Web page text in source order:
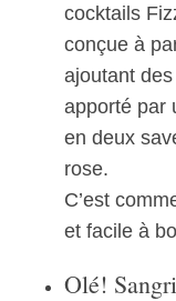
cocktails
conçue à
ajoutant
apporté par
en deux
rose.
C’est
et facile à
Olé!